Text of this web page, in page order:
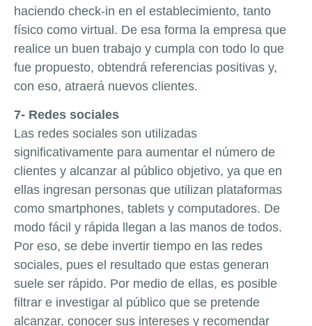
haciendo check-in en el establecimiento, tanto
físico como virtual. De esa forma la empresa que
realice un buen trabajo y cumpla con todo lo que
fue propuesto, obtendrá referencias positivas y,
con eso, atraerá nuevos clientes.
7- Redes sociales
Las redes sociales son utilizadas
significativamente para aumentar el número de
clientes y alcanzar al público objetivo, ya que en
ellas ingresan personas que utilizan plataformas
como smartphones, tablets y computadores. De
modo fácil y rápida llegan a las manos de todos.
Por eso, se debe invertir tiempo en las redes
sociales, pues el resultado que estas generan
suele ser rápido. Por medio de ellas, es posible
filtrar e investigar al público que se pretende
alcanzar, conocer sus intereses y recomendar